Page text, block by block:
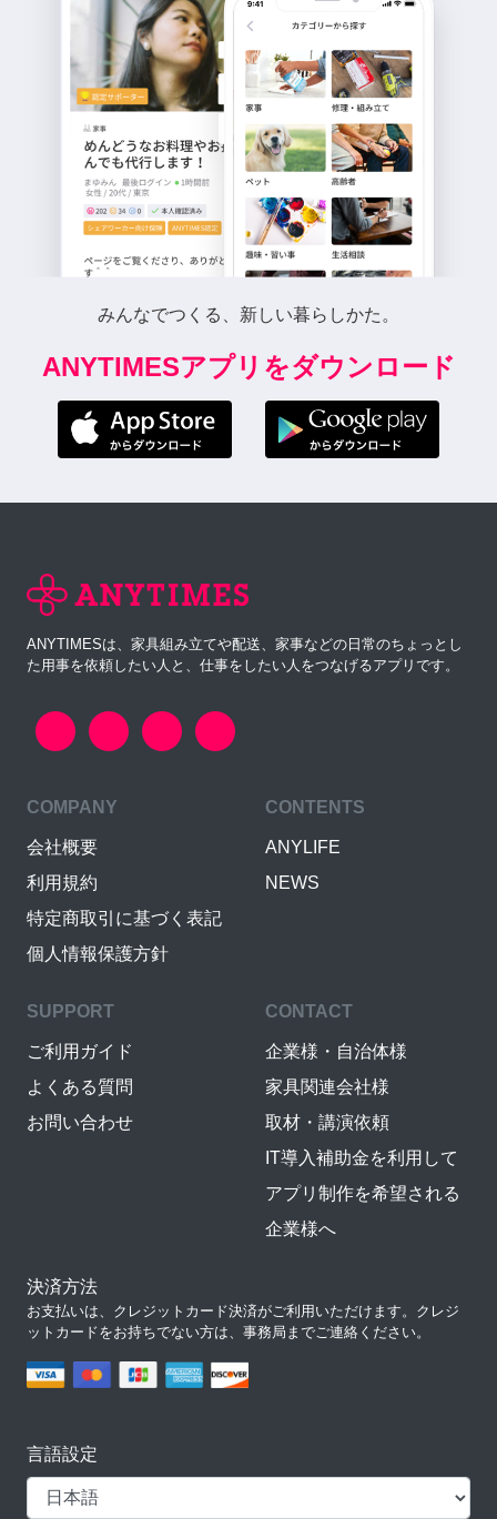
みんなでつくる、新しい暮らしかた。
ANYTIMESアプリをダウンロード
ANYTIMESは、家具組み立てや配送、家事などの日常のちょっとし
た用事を依頼したい人と、仕事をしたい人をつなげるアプリです。
COMPANY
会社概要
利用規約
特定商取引に基づく表記
個人情報保護方針
CONTENTS
ANYLIFE
NEWS
SUPPORT
ご利用ガイド
よくある質問
お問い合わせ
CONTACT
企業様・自治体様
家具関連会社様
取材・講演依頼
IT導入補助金を利用して
アプリ制作を希望される
企業様へ
決済方法
お支払いは、クレジットカード決済がご利用いただけます。クレジ
ットカードをお持ちでない方は、事務局までご連絡ください。
言語設定